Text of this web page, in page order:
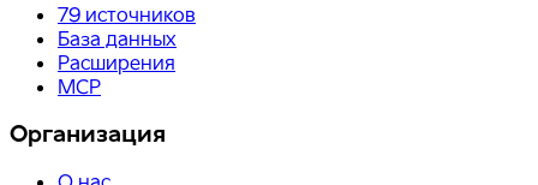
79 источников
База данных
Расширения
MCP
Организация